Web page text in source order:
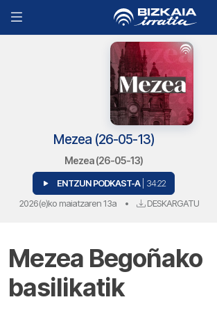
Mezea (26-05-13)
Mezea (26-05-13)
ENTZUN PODKAST-A | 34:22
2026(e)ko maiatzaren 13a • DESKARGATU
Mezea Begoñako
basilikatik